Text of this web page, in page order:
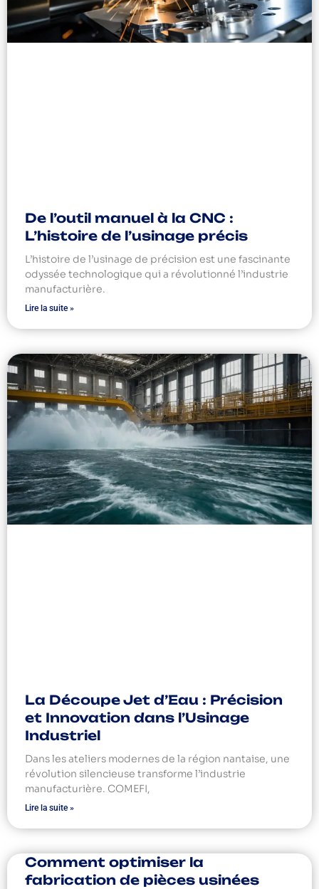
De l’outil manuel à la CNC :
L’histoire de l’usinage précis
L’histoire de l’usinage de précision est une fascinante
odyssée technologique qui a révolutionné l’industrie
manufacturière.
Lire la suite »
La Découpe Jet d’Eau : Précision
et Innovation dans l’Usinage
Industriel
Dans les ateliers modernes de la région nantaise, une
révolution silencieuse transforme l’industrie
manufacturière. COMEFI,
Lire la suite »
Comment optimiser la
fabrication de pièces usinées